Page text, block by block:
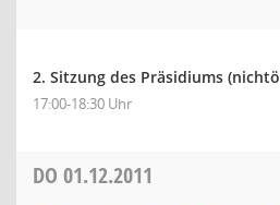
2. Sitzung des Präsidiums
17:00-18:30 Uhr
DO 01.12.2011